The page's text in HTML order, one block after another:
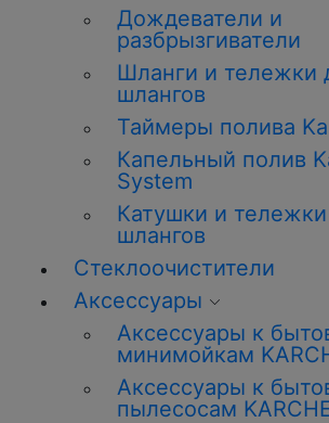
Дождеватели и
разбрызгиватели
Шланги и тележки
шлангов
Таймеры полива
Капельный полив
System
Катушки и
шлангов
Стеклоочистители
Аксессуары
Аксессуары к
минимойкам
Аксессуары к
пылесосам